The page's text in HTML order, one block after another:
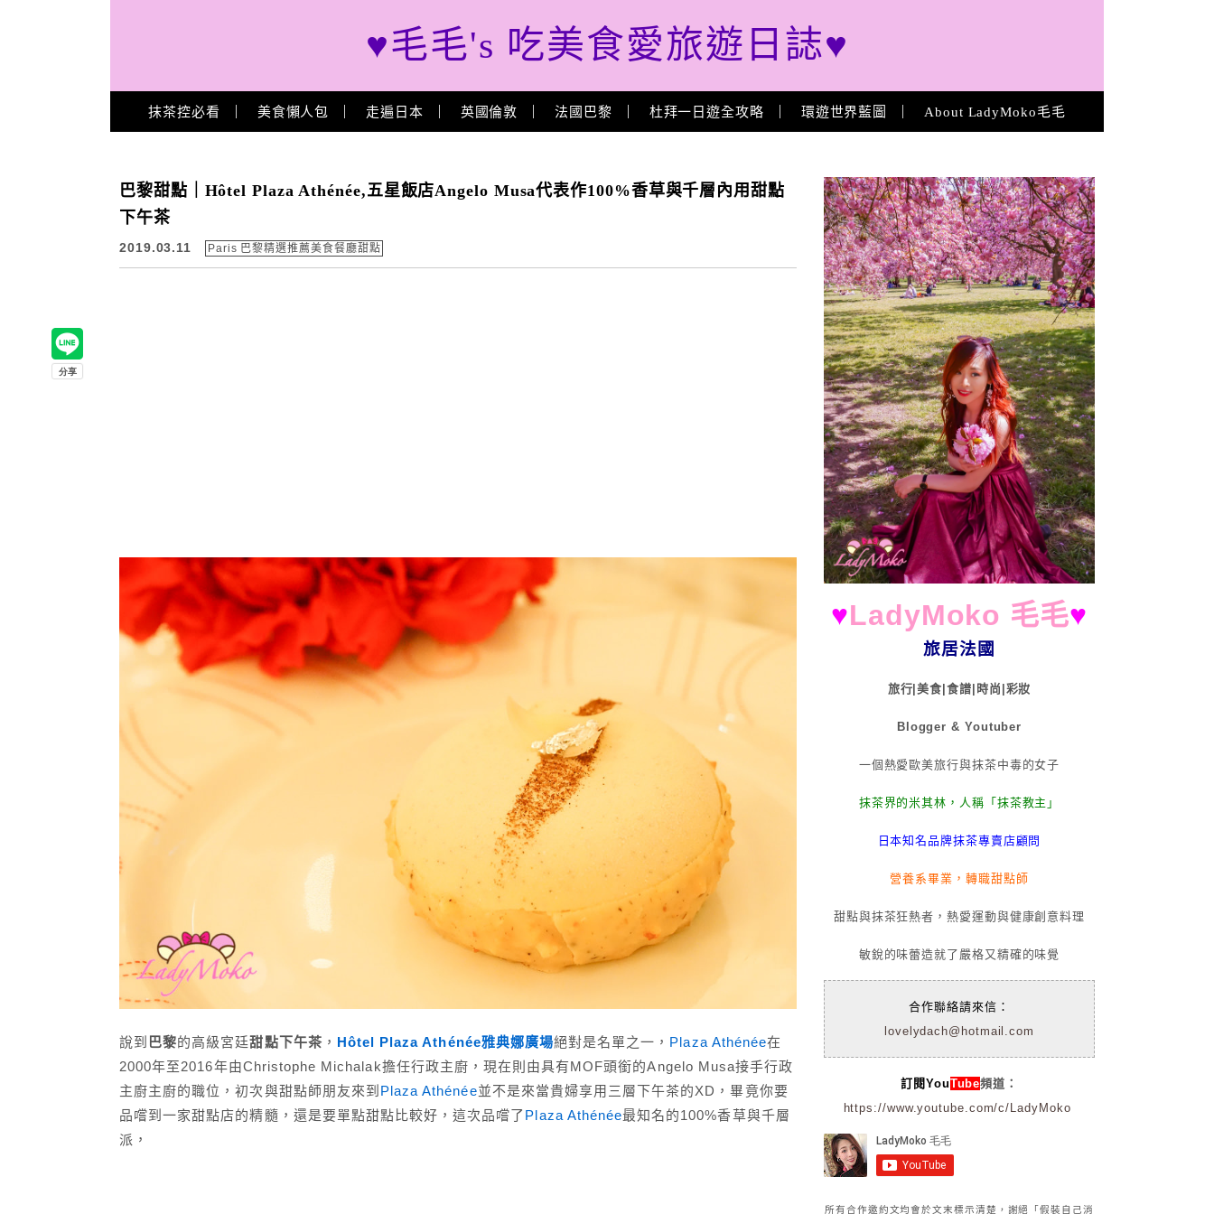
♥毛毛's 吃美食愛旅遊日誌♥
Main Menu
抹茶控必看 美食懶人包 走遍日本 英國倫敦 法國巴黎 杜拜一日遊全攻略 環遊世界藍圖 About LadyMoko毛毛
巴黎甜點｜Hôtel Plaza Athénée,五星飯店Angelo Musa代表作100%香草與千層內用甜點
下午茶
2019.03.11 Paris 巴黎精選推薦美食餐廳甜點
說到 巴黎的高級宮廷甜點下午茶 ， Hôtel Plaza Athénée雅典娜廣場絕對是名單之一， Plaza Athénée在
2000年至2016年由Christophe Michalak擔任行政主廚，現在則由具有MOF頭銜的Angelo Musa接手行政
主廚主廚的職位，初次與甜點師朋友來到 Plaza Athénée並不是來當貴婦享用三層下午茶的XD，畢竟你要
品嚐到一家甜點店的精髓，還是要單點甜點比較好，這次品嚐了 Plaza Athénée最知名的100%香草與千層
派，
About
♥LadyMoko 毛毛♥
旅居法國
旅行|美食|食譜|時尚|彩妝
Blogger & Youtuber
一個熱愛歐美旅行與抹茶中毒的女子
抹茶界的米其林，人稱「抹茶教主」
日本知名品牌抹茶專賣店顧問
營養系畢業，轉職甜點師
甜點與抹茶狂熱者，熱愛運動與健康創意料理
敏銳的味蕾造就了嚴格又精確的味覺
合作聯絡請來信：
lovelydach@hotmail.com
訂閱YouTube頻道：
https://www.youtube.com/c/LadyMoko
所有合作邀約文均會於文末標示清楚，謝絕「假裝自己消